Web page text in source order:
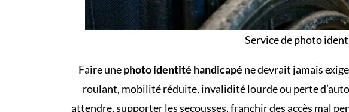
Service de photo
Faire unephoto identité handicapé ne devrait jamais
roulant, mobilité réduite, invalidité lourde ou perte
attendre, supporter les secousses, franchir des accès mal